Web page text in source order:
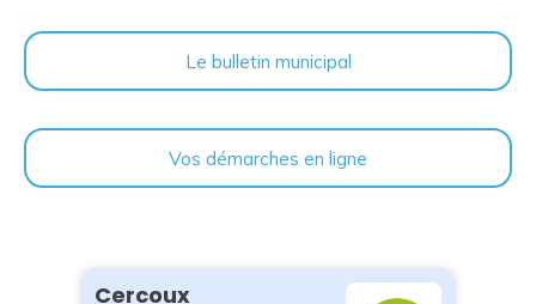
Le bulletin municipal
Vos démarches en ligne